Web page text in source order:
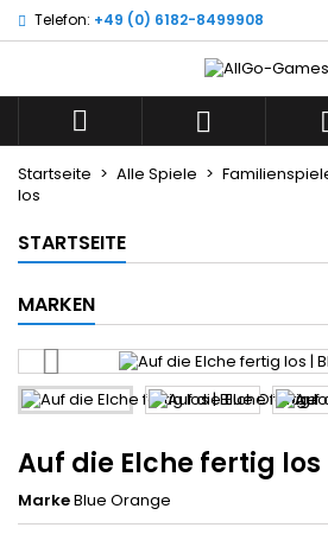
Telefon: +49 (0) 6182-8499908
 
Startseite Alle Spiele
los
STARTSEITE
MARKEN
Auf die Elche fertig los
MarkeBlue Orange
Wunschliste
((title))
((label))
Anmelden
Sie müssen angemeldet sein, um
Wunschliste hinzufügen zu